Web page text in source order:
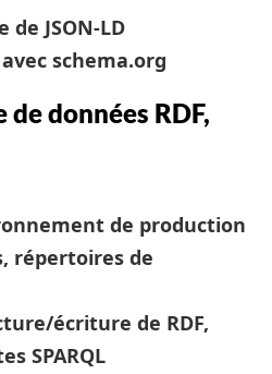
JSON-LD
schema.org
de données RDF,
de production
répertoires de
écriture de RDF,
SPARQL